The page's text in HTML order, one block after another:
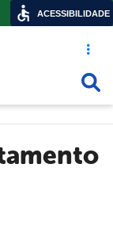
Acesso
ACESSIBILIDADE